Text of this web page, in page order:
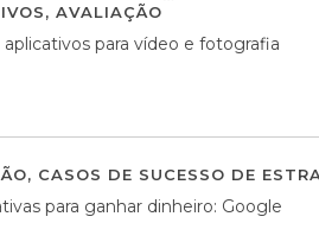
, AVALIAÇÃO
aplicativos para vídeo e fotografia
, CASOS DE SUCESSO DE
para ganhar dinheiro: Google